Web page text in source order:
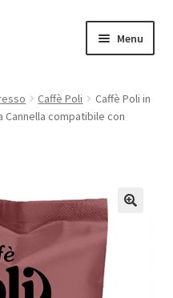
Menu
Caffè Poli
Caffè Poli in
compatibile con